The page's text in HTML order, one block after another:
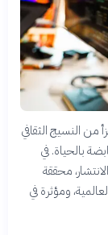
النسيج الثقافي
بالحياة. في
محققة
ومؤثرة في